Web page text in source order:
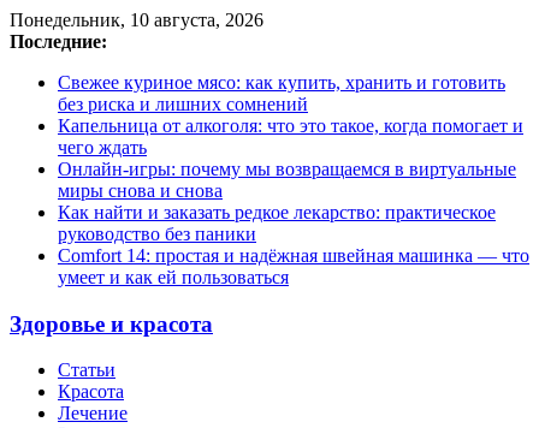
Понедельник, 10 августа, 2026
Последние:
Свежее куриное мясо: как купить, хранить и готовить
без риска и лишних сомнений
Капельница от алкоголя: что это такое, когда помогает и
чего ждать
Онлайн-игры: почему мы возвращаемся в виртуальные
миры снова и снова
Как найти и заказать редкое лекарство: практическое
руководство без паники
Comfort 14: простая и надёжная швейная машинка — что
умеет и как ей пользоваться
Здоровье и красота
Статьи
Красота
Лечение